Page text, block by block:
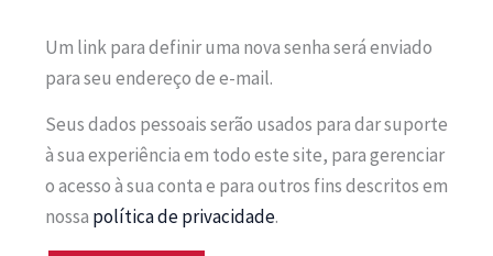
Um link para definir uma nova senha será enviado
para seu endereço de e-mail.
Seus dados pessoais serão usados ​​para dar suporte
à sua experiência em todo este site, para gerenciar
o acesso à sua conta e para outros fins descritos em
nossa política de privacidade.